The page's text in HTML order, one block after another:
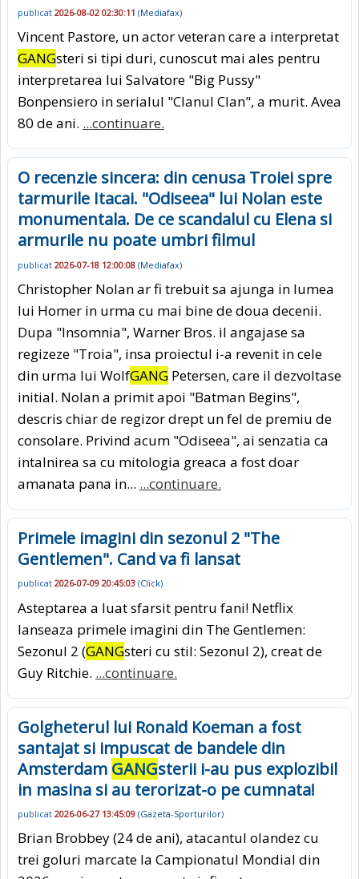
publicat 2026-08-02 02:30:11 (Mediafax)
Vincent Pastore, un actor veteran care a interpretat
GANGsteri si tipi duri, cunoscut mai ales pentru
interpretarea lui Salvatore "Big Pussy"
Bonpensiero in serialul "Clanul Clan", a murit. Avea
80 de ani. ...continuare.
O recenzie sincera: din cenusa Troiei spre
tarmurile Itacai. "Odiseea" lui Nolan este
monumentala. De ce scandalul cu Elena si
armurile nu poate umbri filmul
publicat 2026-07-18 12:00:08 (Mediafax)
Christopher Nolan ar fi trebuit sa ajunga in lumea
lui Homer in urma cu mai bine de doua decenii.
Dupa "Insomnia", Warner Bros. il angajase sa
regizeze "Troia", insa proiectul i-a revenit in cele
din urma lui WolfGANG Petersen, care il dezvoltase
initial. Nolan a primit apoi "Batman Begins",
descris chiar de regizor drept un fel de premiu de
consolare. Privind acum "Odiseea", ai senzatia ca
intalnirea sa cu mitologia greaca a fost doar
amanata pana in... ...continuare.
Primele imagini din sezonul 2 "The
Gentlemen". Cand va fi lansat
publicat 2026-07-09 20:45:03 (Click)
Asteptarea a luat sfarsit pentru fani! Netflix
lanseaza primele imagini din The Gentlemen:
Sezonul 2 (GANGsteri cu stil: Sezonul 2), creat de
Guy Ritchie. ...continuare.
Golgheterul lui Ronald Koeman a fost
santajat si impuscat de bandele din
Amsterdam GANGsterii i-au pus explozibil
in masina si au terorizat-o pe cumnata!
publicat 2026-06-27 13:45:09 (Gazeta-Sporturilor)
Brian Brobbey (24 de ani), atacantul olandez cu
trei goluri marcate la Campionatul Mondial din